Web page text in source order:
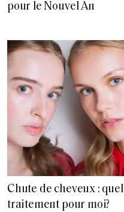
pour le Nouvel An
Chute de cheveux : quel
traitement pour moi?